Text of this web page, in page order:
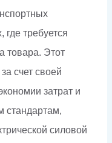
где требуется
товара. Этот
счет своей
затрат и
стандартам,
силовой